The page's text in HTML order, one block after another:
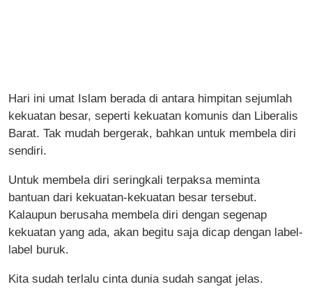
Hari ini umat Islam berada di antara himpitan sejumlah
kekuatan besar, seperti kekuatan komunis dan Liberalis
Barat. Tak mudah bergerak, bahkan untuk membela diri
sendiri.
Untuk membela diri seringkali terpaksa meminta
bantuan dari kekuatan-kekuatan besar tersebut.
Kalaupun berusaha membela diri dengan segenap
kekuatan yang ada, akan begitu saja dicap dengan label-
label buruk.
Kita sudah terlalu cinta dunia sudah sangat jelas.